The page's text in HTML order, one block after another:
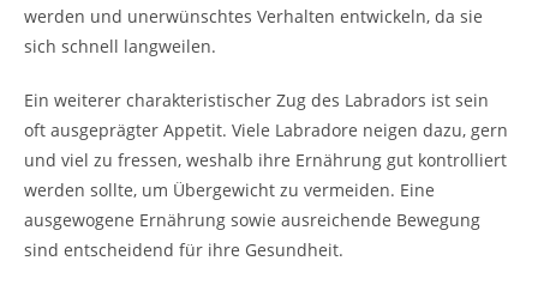
werden und unerwünschtes Verhalten entwickeln, da sie
sich schnell langweilen.
Ein weiterer charakteristischer Zug des Labradors ist sein
oft ausgeprägter Appetit. Viele Labradore neigen dazu, gern
und viel zu fressen, weshalb ihre Ernährung gut kontrolliert
werden sollte, um Übergewicht zu vermeiden. Eine
ausgewogene Ernährung sowie ausreichende Bewegung
sind entscheidend für ihre Gesundheit.